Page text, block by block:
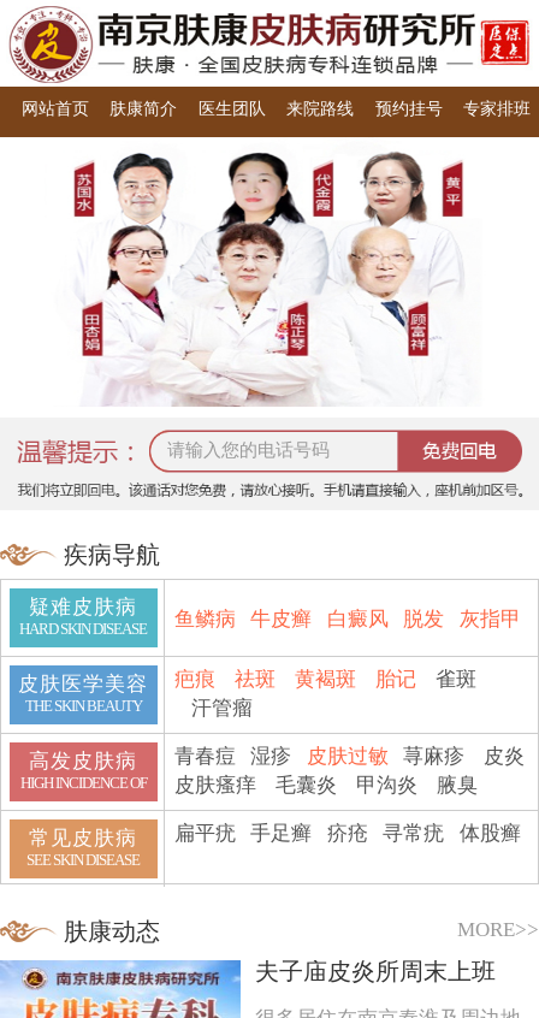
网站首页 肤康简介 医生团队 来院路线 预约挂号 专家排班
疾病导航
疑难皮肤病
HARD SKIN DISEASE 鱼鳞病 牛皮癣 白癜风 脱发 灰指甲
皮肤医学美容
THE SKIN BEAUTY
疤痕 祛斑 黄褐斑 胎记
雀斑
汗管瘤
高发皮肤病
HIGH INCIDENCE OF
青春痘 湿疹 皮肤过敏 荨麻疹
皮炎
皮肤瘙痒
毛囊炎 甲沟炎 腋臭
常见皮肤病
SEE SKIN DISEASE
扁平疣 手足癣 疥疮 寻常疣 体股癣
肤康动态 MORE>>
夫子庙皮炎所周末上班